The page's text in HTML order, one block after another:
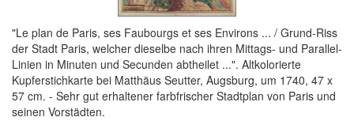
"Le plan de Paris, ses Faubourgs et ses Environs ... / Grund-Riss
der Stadt Paris, welcher dieselbe nach ihren Mittags- und Parallel-
Linien in Minuten und Secunden abtheilet ...". Altkolorierte
Kupferstichkarte bei Matthäus Seutter, Augsburg, um 1740, 47 x
57 cm. - Sehr gut erhaltener farbfrischer Stadtplan von Paris und
seinen Vorstädten.